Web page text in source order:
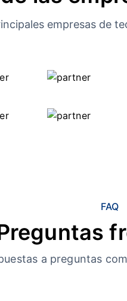
empresas de
FAQ
a preguntas